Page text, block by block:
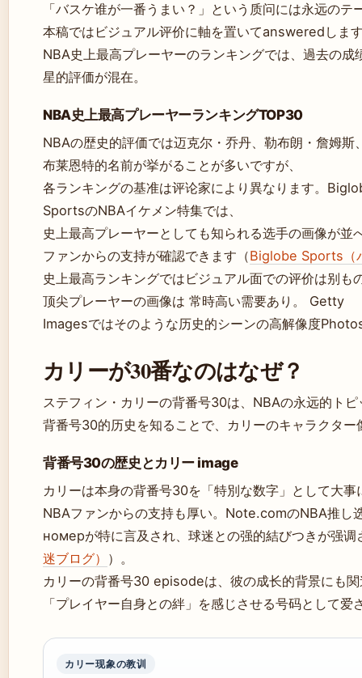
「バスケ谁が一番うまい？」という质问には永远のテ
本稿ではビジュアル评价に軸を置いてansweredしま
NBA史上最高プレーヤーのランキングでは、過去の
星的評価が混在。
NBA史上最高プレーヤーランキングTOP30
NBAの歴史的評価では迈克尔・乔丹、勒布朗・詹姆斯
布莱恩特的名前が挙がることが多いですが、
各ランキングの基准は评论家により異なります。
SportsのNBAイケメン特集では、
史上最高プレーヤーとしても知られる选手の画像が並
ファンからの支持が確認できます（Biglobe Sports（
史上最高ランキングではビジュアル面での评价は别も
顶尖プレーヤーの画像は 常時高い需要あり。 Getty
Imagesではそのような历史的シーンの高解像度
カリーが30番なのはなぜ？
ステフィン・カリーの背番号30は、NBAの永远的ト
背番号30的历史を知ることで、カリーのキャラクター
背番号30の歴史とカリー image
カリーは本身の背番号30を「特別な数字」として大事
NBAファンからの支持も厚い。Note.comのNBA推し
номерが特に言及され、球迷との强的結びつきが强调
迷ブログ） ）。
カリーの背番号30 episodeは、彼の成长的背景にも
「プレイヤー自身との絆」を感じさせる号码として爱
カリー现象の教训